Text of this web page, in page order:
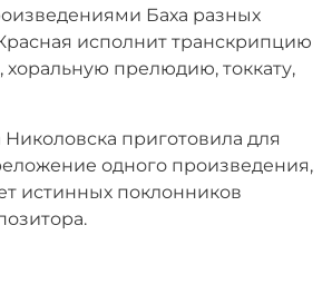
Баха разных
исполнит транскрипцию
хоральную прелюдию, токкату,
приготовила для
одного произведения,
истинных поклонников